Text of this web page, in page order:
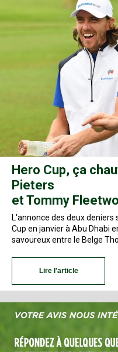
Hero Cup, ça
Pieters
et Tommy
L'annonce des deux deniers
Cup en janvier à Abu Dhabi
savoureux entre le Belge
Lire l'article